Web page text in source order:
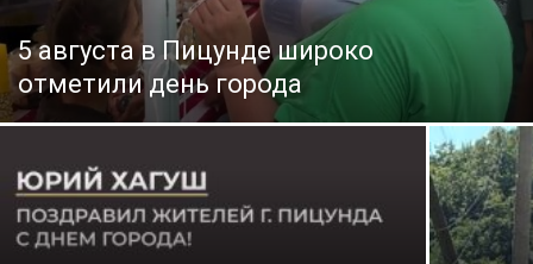
5 августа в Пицунде широко
отметили день города